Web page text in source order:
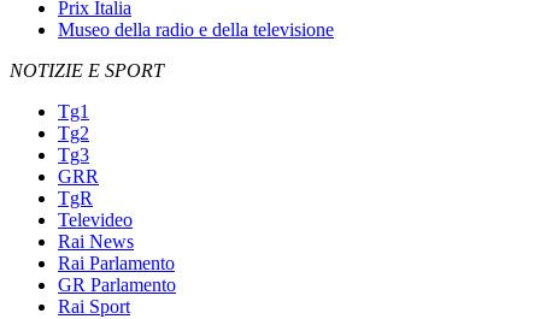
Prix Italia
Museo della radio e della televisione
NOTIZIE E SPORT
Tg1
Tg2
Tg3
GRR
TgR
Televideo
Rai News
Rai Parlamento
GR Parlamento
Rai Sport